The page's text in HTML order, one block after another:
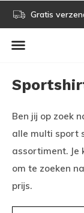
Gratis
Ben jij op zoek
alle multi sport
assortiment. Je
om te zoeken
prijs.